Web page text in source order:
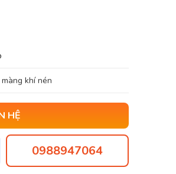
khí nén
HỆ
0988947064